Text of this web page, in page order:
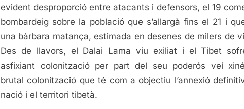
evident desproporció entre atacants i defensors, el 19
bombardeig sobre la població que s’allargà fins el 21 i
una bàrbara matança, estimada en desenes de milers de
Des de llavors, el Dalai Lama viu exiliat i el Tibet
asfixiant colonització per part del seu poderós veí
brutal colonització que té com a objectiu l’annexió
nació i el territori tibetà.